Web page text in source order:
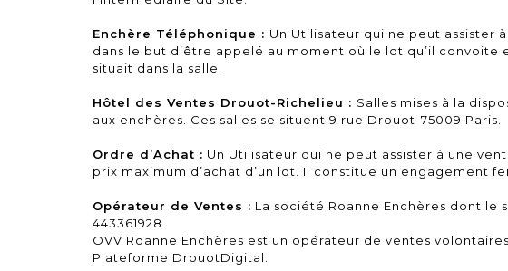
Enchère Téléphonique : Un Utilisateur qui ne peut assister
dans le but d’être appelé au moment où le lot qu’il convoite
situait dans la salle.
Hôtel des Ventes Drouot-Richelieu : Salles mises à la
aux enchères. Ces salles se situent 9 rue Drouot-75009 Paris.
Ordre d’Achat : Un Utilisateur qui ne peut assister à une
prix maximum d’achat d’un lot. Il constitue un engagement
Opérateur de Ventes : La société Roanne Enchères dont le
443361928.
OVV Roanne Enchères est un opérateur de ventes
Plateforme DrouotDigital.